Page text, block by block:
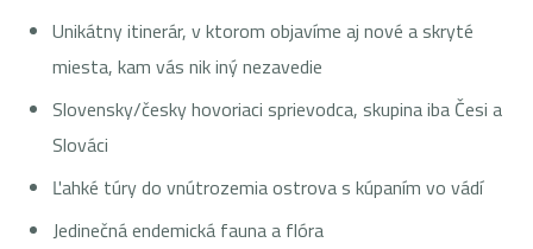
Unikátny itinerár, v ktorom objavíme aj nové a skryté
miesta, kam vás nik iný nezavedie
Slovensky/česky hovoriaci sprievodca, skupina iba Česi a
Slováci
Ľahké túry do vnútrozemia ostrova s kúpaním vo vádí
Jedinečná endemická fauna a flóra